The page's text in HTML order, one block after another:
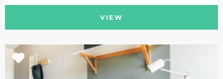
VIEW